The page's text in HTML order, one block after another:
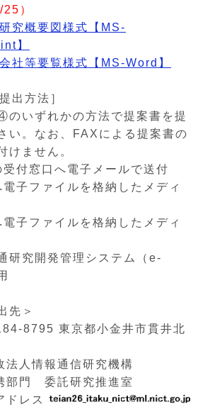
）
究概要図様式【MS-
】
社等要覧様式【MS-Word】
出方法］
いずれかの方法で提案書を提
い。なお、FAXによる提案書の
けません。
付窓口へ電子メールで送付
ファイルを格納したメディ
ファイルを格納したメディ
究開発管理システム（e-
先＞
8795 東京都小金井市貫井北
法人情報通信研究機構
部門 委託研究推進室
ドレス